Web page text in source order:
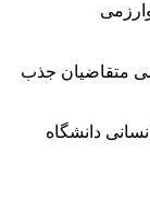
متقاضیان جذب
دانشگاه